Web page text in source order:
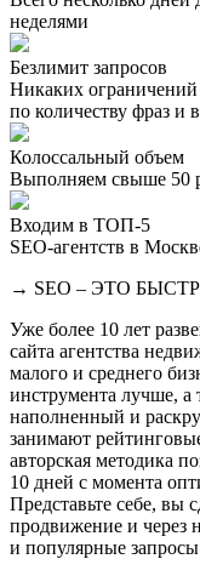
неделями
Безлимит запросов
Никаких ограничений
по количеству фраз и
Колоссальный объем
Выполняем свыше 50
Входим в ТОП-5
SEO-агентств в
→ SEO – ЭТО
Уже более 10 лет
сайта агентства
малого и среднего
инструмента лучше, а
наполненный и
занимают
авторская методика
10 дней с момента
Представьте себе, вы
продвижение и через
и популярные